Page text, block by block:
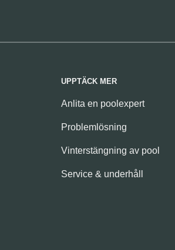
UPPTÄCK MER
Anlita en poolexpert
Problemlösning
Vinterstängning av pool
Service & underhåll